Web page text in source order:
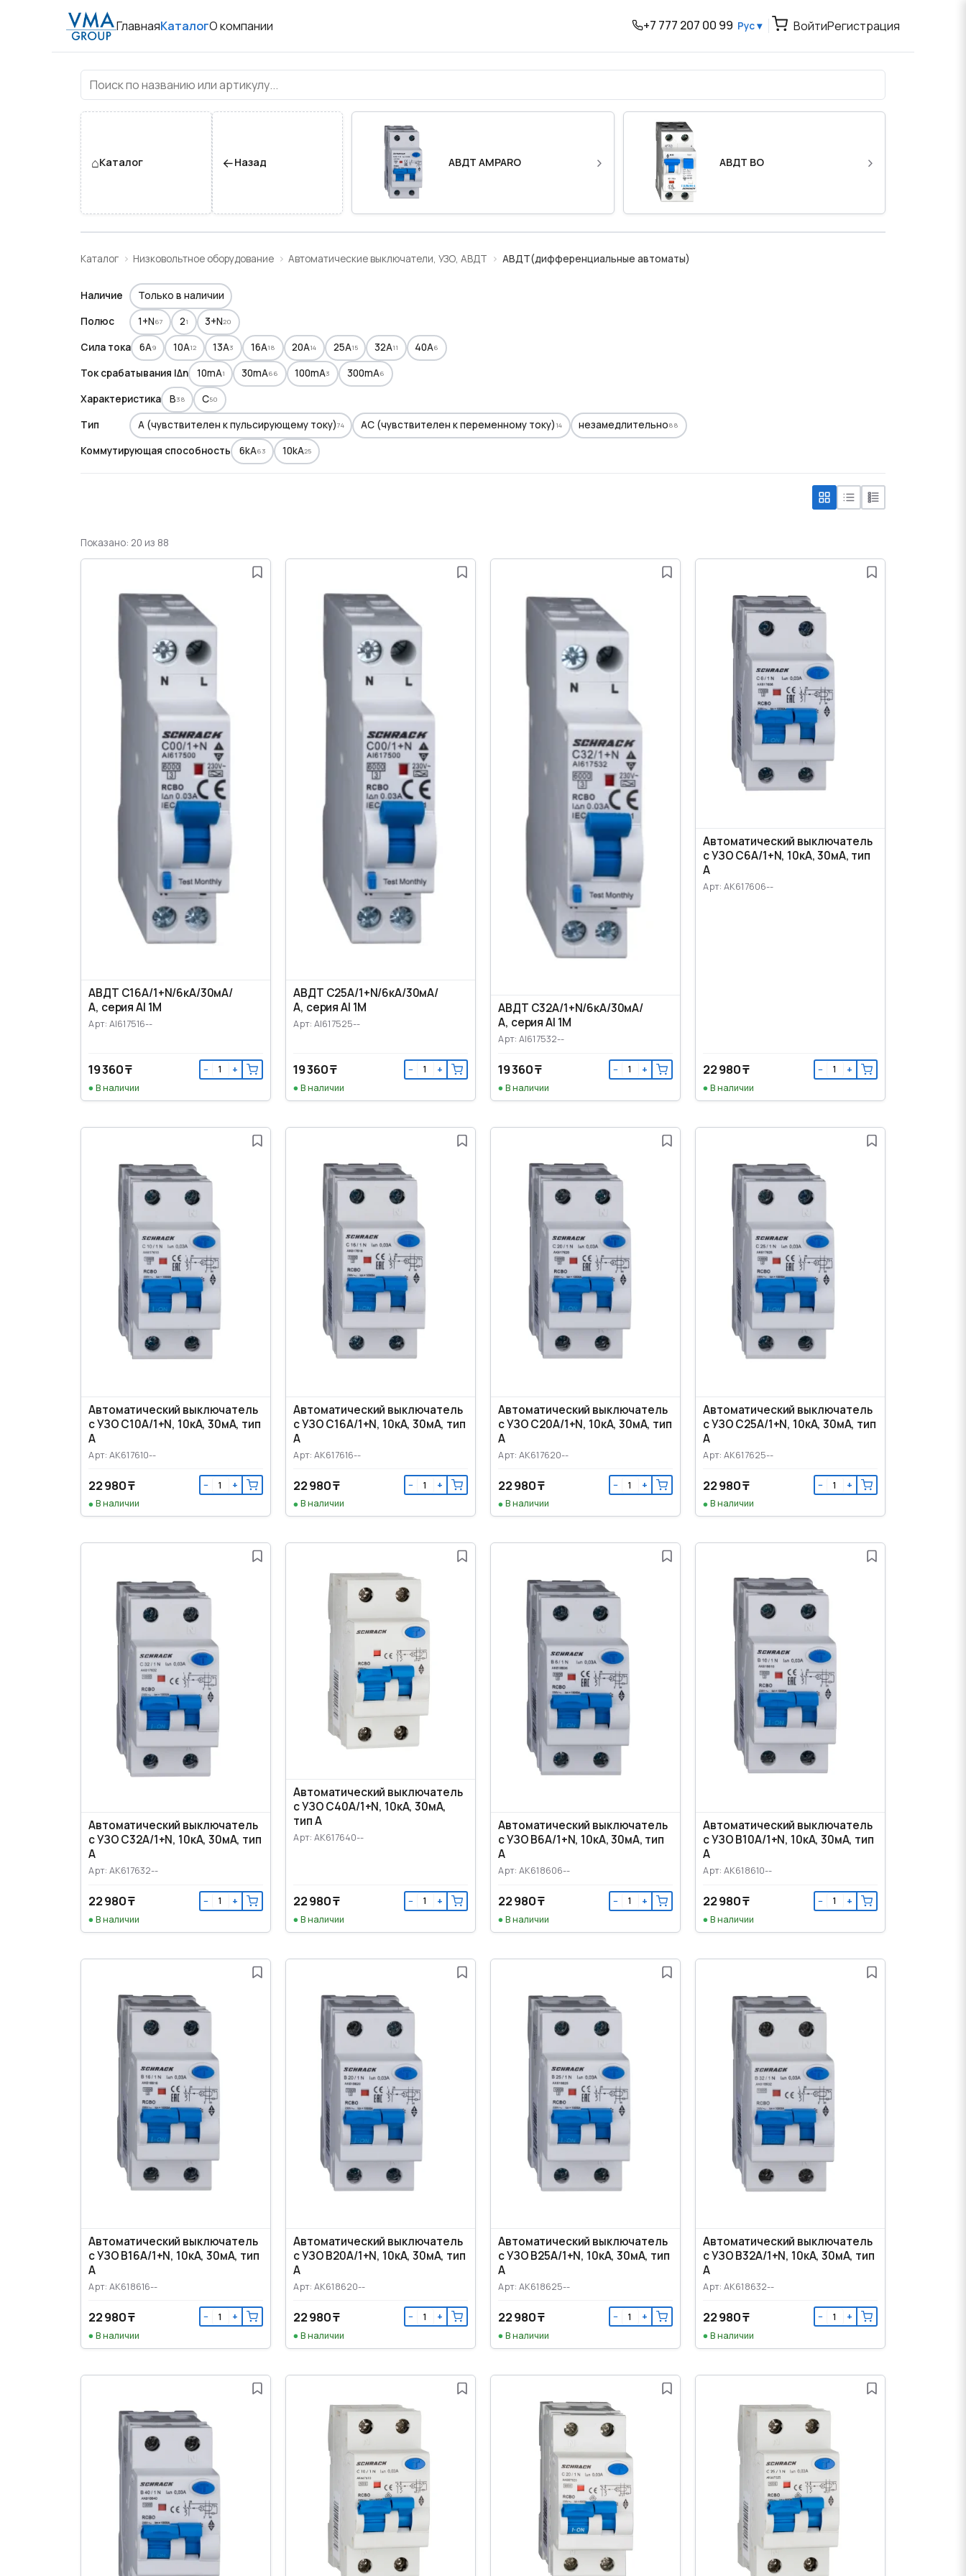
ГлавнаяКаталогО компании +7 777 207 00 99 Рус ▾ ВойтиРегистрация
АВДТ(дифференциальные автоматы)
⌂Каталог ←Назад АВДТ AMPARO › АВДТ BO ›
Каталог Низковольтное оборудование Автоматические выключатели, УЗО, АВДТ АВДТ(дифференциальные автоматы)
Наличие
Только в наличии
Полюс
1+N67 21 3+N20
Сила тока 6A9 10A12 13A3 16A18 20A14 25A15 32A11 40A6
Ток срабатывания IΔn 10mA1 30mA66 100mA3 300mA6
Характеристика B38 C50
Тип A (чувствителен к пульсирующему току)74 AC (чувствителен к переменному току) 14 незамедлительно88
Коммутирующая способность 6kA63 10kA25
Показано: 20 из 88
АВДТ C16А/1+N/6кА/30мА/
А, серия AI 1M
Арт: AI617516--
19 360 ₸ − +
В наличии
АВДТ C25А/1+N/6кА/30мА/
А, серия AI 1M
Арт: AI617525--
19 360 ₸ − +
В наличии
АВДТ C32А/1+N/6кА/30мА/
А, серия AI 1M
Арт: AI617532--
19 360 ₸ − +
В наличии
Автоматический выключатель
с УЗО C6А/1+N, 10кА, 30мА, тип
А
Арт: AK617606--
22 980 ₸ − +
В наличии
Автоматический выключатель
с УЗО C10А/1+N, 10кА, 30мА, тип
А
Арт: AK617610--
22 980 ₸ − +
В наличии
Автоматический выключатель
с УЗО C16А/1+N, 10кА, 30мА, тип
А
Арт: AK617616--
22 980 ₸ − +
В наличии
Автоматический выключатель
с УЗО C20А/1+N, 10кА, 30мА, тип
А
Арт: AK617620--
22 980 ₸ − +
В наличии
Автоматический выключатель
с УЗО C25А/1+N, 10кА, 30мА, тип
А
Арт: AK617625--
22 980 ₸ − +
В наличии
Автоматический выключатель
с УЗО C32А/1+N, 10кА, 30мА, тип
А
Арт: AK617632--
22 980 ₸ − +
В наличии
Автоматический выключатель
с УЗО C40А/1+N, 10кА, 30мА,
тип А
Арт: AK617640--
22 980 ₸ − +
В наличии
Автоматический выключатель
с УЗО B6А/1+N, 10кА, 30мА, тип
А
Арт: AK618606--
22 980 ₸ − +
В наличии
Автоматический выключатель
с УЗО B10А/1+N, 10кА, 30мА, тип
А
Арт: AK618610--
22 980 ₸ − +
В наличии
Автоматический выключатель
с УЗО B16А/1+N, 10кА, 30мА, тип
А
Арт: AK618616--
22 980 ₸ − +
В наличии
Автоматический выключатель
с УЗО B20А/1+N, 10кА, 30мА, тип
А
Арт: AK618620--
22 980 ₸ − +
В наличии
Автоматический выключатель
с УЗО B25А/1+N, 10кА, 30мА, тип
А
Арт: AK618625--
22 980 ₸ − +
В наличии
Автоматический выключатель
с УЗО B32А/1+N, 10кА, 30мА, тип
А
Арт: AK618632--
22 980 ₸ − +
В наличии